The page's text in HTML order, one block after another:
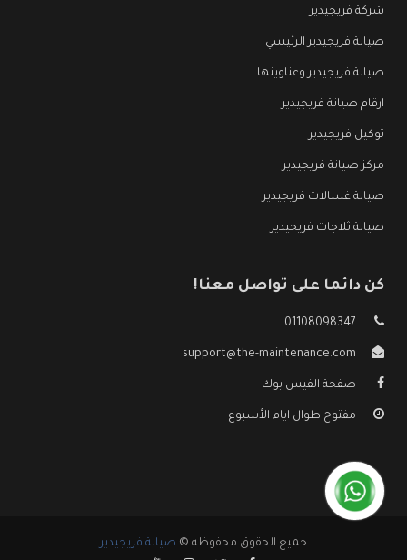
شركة فريجيدير
صيانة فريجيدير الرئيسي
صيانة فريجيدير وعناوينها
ارقام صيانة فريجيدير
توكيل فريجيدير
مركز صيانة فريجيدير
صيانة غسالات فريجيدير
صيانة ثلاجات فريجيدير
كن دائما على تواصل معنا!
01108098347
support@the-maintenance.com
صفحة الفيس بوك
مفتوح طوال ايام الأسبوع
جميع الحقوق محفوظه © صيانة فريجيدير